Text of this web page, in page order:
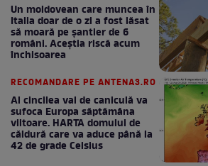
Un moldovean care muncea în
Italia doar de o zi a fost lăsat
să moară pe şantier de 6
români. Aceștia riscă acum
închisoarea
RECOMANDARE PE ANTENA3.RO
Al cincilea val de caniculă va
sufoca Europa săptămâna
viitoare. HARTA domului de
căldură care va aduce până la
42 de grade Celsius